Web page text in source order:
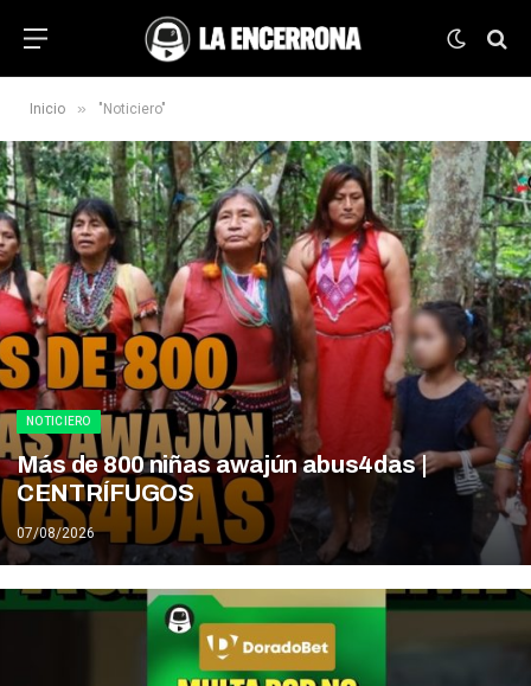
Inicio » "Noticiero"
NOTICIERO
Más de 800 niñas awajún abus4das |
CENTRÍFUGOS
07/08/2026